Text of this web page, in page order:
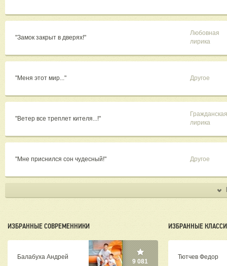
"Замок закрыт в дверях!"
Любовная
лирика
"Меня этот мир..." Другое
"Ветер все треплет кителя...!"
Гражданская
лирика
"Мне приснился сон чудесный!" Другое
ИЗБРАННЫЕ СОВРЕМЕННИКИ
Балабуха Андрей
9 081
ИЗБРАННЫЕ
Тютчев Федор